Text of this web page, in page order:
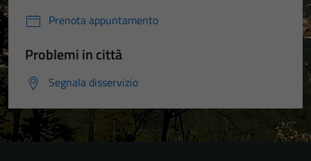
Prenota appuntamento
Problemi in città
Segnala disservizio
Questi cookie
sono necessari
per il